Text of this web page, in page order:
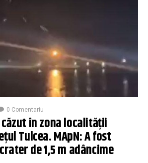
0 Comentariu
în zona localității
Tulcea. MApN: A fost
de 1,5 m adâncime